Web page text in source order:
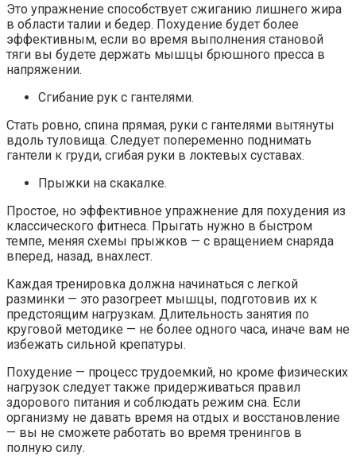
Это упражнение способствует сжиганию лишнего жира
в области талии и бедер. Похудение будет более
эффективным, если во время выполнения становой
тяги вы будете держать мышцы брюшного пресса в
напряжении.
Сгибание рук с гантелями.
Стать ровно, спина прямая, руки с гантелями вытянуты
вдоль туловища. Следует попеременно поднимать
гантели к груди, сгибая руки в локтевых суставах.
Прыжки на скакалке.
Простое, но эффективное упражнение для похудения из
классического фитнеса. Прыгать нужно в быстром
темпе, меняя схемы прыжков — с вращением снаряда
вперед, назад, внахлест.
Каждая тренировка должна начинаться с легкой
разминки — это разогреет мышцы, подготовив их к
предстоящим нагрузкам. Длительность занятия по
круговой методике — не более одного часа, иначе вам не
избежать сильной крепатуры.
Похудение — процесс трудоемкий, но кроме физических
нагрузок следует также придерживаться правил
здорового питания и соблюдать режим сна. Если
организму не давать время на отдых и восстановление
— вы не сможете работать во время тренингов в
полную силу.